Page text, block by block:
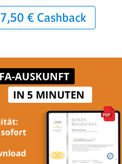
7,50 € Cashback